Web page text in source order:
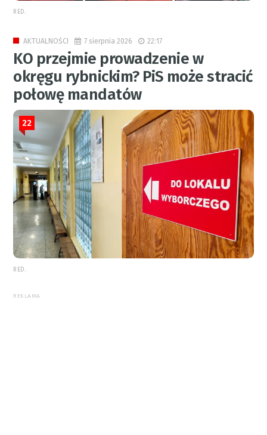
RED.
AKTUALNOŚCI 7 sierpnia 2026 22:17
KO przejmie prowadzenie w
okręgu rybnickim? PiS może stracić
połowę mandatów
22
RED.
REKLAMA